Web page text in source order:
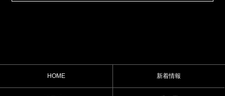
HOME 新着情報